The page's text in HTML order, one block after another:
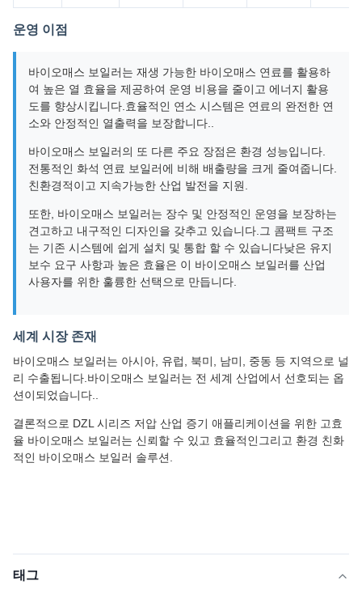
운영 이점
바이오매스 보일러는 재생 가능한 바이오매스 연료를 활용하
여 높은 열 효율을 제공하여 운영 비용을 줄이고 에너지 활용
도를 향상시킵니다.효율적인 연소 시스템은 연료의 완전한 연
소와 안정적인 열출력을 보장합니다..
바이오매스 보일러의 또 다른 주요 장점은 환경 성능입니다.
전통적인 화석 연료 보일러에 비해 배출량을 크게 줄여줍니다.
친환경적이고 지속가능한 산업 발전을 지원.
또한, 바이오매스 보일러는 장수 및 안정적인 운영을 보장하는
견고하고 내구적인 디자인을 갖추고 있습니다.그 콤팩트 구조
는 기존 시스템에 쉽게 설치 및 통합 할 수 있습니다낮은 유지
보수 요구 사항과 높은 효율은 이 바이오매스 보일러를 산업
사용자를 위한 훌륭한 선택으로 만듭니다.
세계 시장 존재
바이오매스 보일러는 아시아, 유럽, 북미, 남미, 중동 등 지역으로 널
리 수출됩니다.바이오매스 보일러는 전 세계 산업에서 선호되는 옵
션이되었습니다..
결론적으로 DZL 시리즈 저압 산업 증기 애플리케이션을 위한 고효
율 바이오매스 보일러는 신뢰할 수 있고 효율적인그리고 환경 친화
적인 바이오매스 보일러 솔루션.
태그